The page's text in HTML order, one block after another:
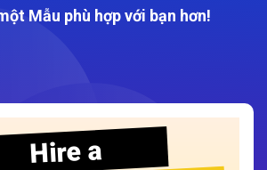
Mẫu phù hợp với bạn hơn!
Hire a